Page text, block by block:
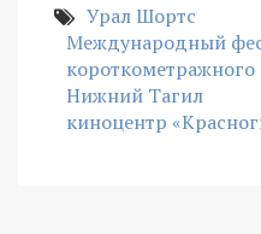
Урал Шортс
Международный
Нижний Тагил
киноцентр